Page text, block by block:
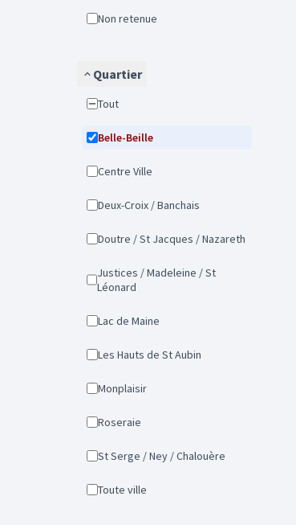
Non retenue
Quartier
Tout
Belle-Beille
Centre Ville
Deux-Croix / Banchais
Doutre / St Jacques / Nazareth
Justices / Madeleine / St
Léonard
Lac de Maine
Les Hauts de St Aubin
Monplaisir
Roseraie
St Serge / Ney / Chalouère
Toute ville